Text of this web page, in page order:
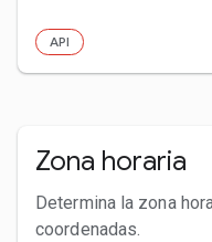
API
Zona horaria
Determina la zona
coordenadas.